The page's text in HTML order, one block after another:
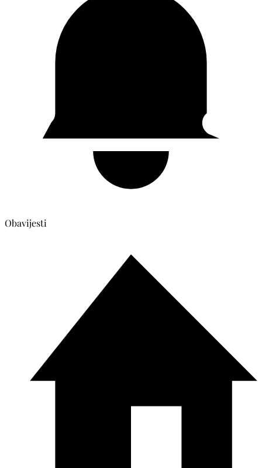
Obavijesti